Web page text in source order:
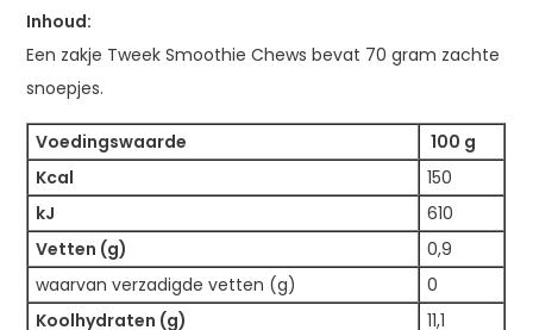
Inhoud:
Een zakje Tweek Smoothie Chews bevat 70 gram zachte
snoepjes.
Voedingswaarde
100 g
Kcal
150
kJ
610
Vetten (g)
0,9
waarvan verzadigde vetten (g)
0
Koolhydraten (g)
11,1